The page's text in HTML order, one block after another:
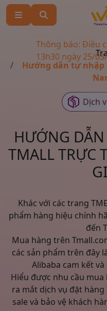
Thông báo: Điều chỉnh
13h30 ngày 25/03/2026.
Hướng dẫn tự nhập
Dịch
HƯỚNG
TMALL TRỰC
Khác với các trang
phẩm hàng hiệu chính
đến
Mua hàng trên
các sản phẩm trên đây
Alibaba cam kết
Hiểu được nhu cầu
ra mắt dịch vụ đặt
sale và bảo vệ khách